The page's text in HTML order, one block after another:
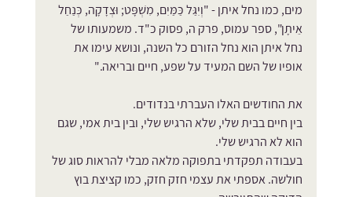
מים, כמו נחל איתן - "וְיִגַּל כַּמַּיִם, מִשְׁפָּט; וּצְדָקָה, כְּנַחַל
אֵיתָן", ספר עמוס, פרק ה, פסוק כ"ד. משמעותו של
נחל איתן הוא נחל הזורם כל השנה, ונושא עימו את
אופיו של השם המעיד על שפע, חיים ובריאה."
את החודשים האלו העברתי בנדודים.
בין חיים בבית שלי, שלא הרגיש שלי, ובין בית אמי, שגם
הוא לא הרגיש שלי.
בעבודה תפקדתי בתפוקה מלאה מבלי להראות סוג של
חולשה. אספתי את עצמי חזק חזק, כמו קציצת בוץ